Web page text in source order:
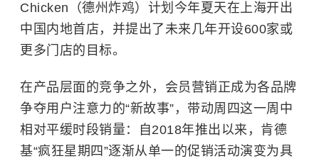
Chicken （德州炸鸡）计划今年夏天在上海开出
中国内地首店，并提出了未来几年开设600家或
更多门店的目标。
在产品层面的竞争之外，会员营销正成为各品牌
争夺用户注意力的“新故事”，带动周四这一周中
相对平缓时段销量：
自2018年推出以来，肯德
基“疯狂星期四”逐渐从单一的促销活动演变为具